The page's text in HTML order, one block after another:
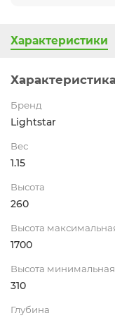
Характеристики
Бренд
Lightstar
Вес
1.15
Высота
260
Высота
1700
Высота
310
Глубина